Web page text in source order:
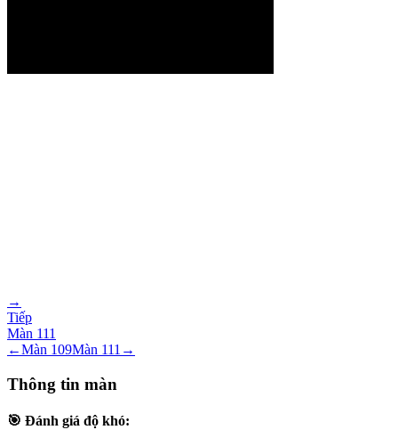
→
Tiếp
Màn 111
←Màn 109Màn 111 →
Thông tin màn
🎯 Đánh giá độ khó: